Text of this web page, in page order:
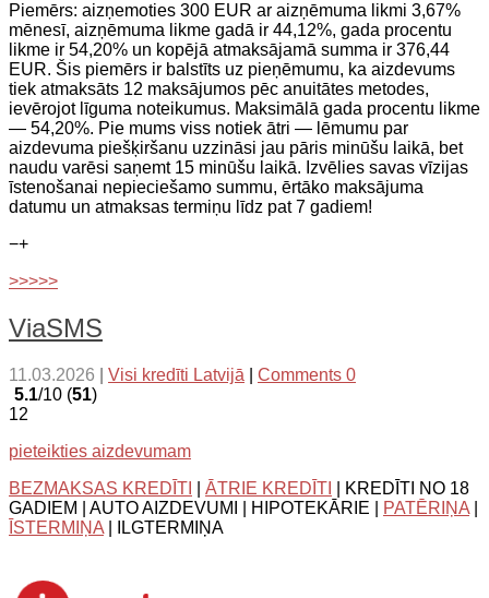
Piemērs: aizņemoties 300 EUR ar aizņēmuma likmi 3,67%
mēnesī, aizņēmuma likme gadā ir 44,12%, gada procentu
likme ir 54,20% un kopējā atmaksājamā summa ir 376,44
EUR. Šis piemērs ir balstīts uz pieņēmumu, ka aizdevums
tiek atmaksāts 12 maksājumos pēc anuitātes metodes,
ievērojot līguma noteikumus. Maksimālā gada procentu likme
— 54,20%. Pie mums viss notiek ātri — lēmumu par
aizdevuma piešķiršanu uzzināsi jau pāris minūšu laikā, bet
naudu varēsi saņemt 15 minūšu laikā. Izvēlies savas vīzijas
īstenošanai nepieciešamo summu, ērtāko maksājuma
datumu un atmaksas termiņu līdz pat 7 gadiem!
−+
>>>>>
ViaSMS
11.03.2026 Visi kredīti Latvijā
Comments 0
5.1/10 (51)
12
pieteikties aizdevumam
BEZMAKSAS KREDĪTI
ĀTRIE KREDĪTI
| KREDĪTI NO 18
GADIEM | AUTO AIZDEVUMI | HIPOTEKĀRIE |
PATĒRIŅA
ĪSTERMIŅA | ILGTERMIŅA